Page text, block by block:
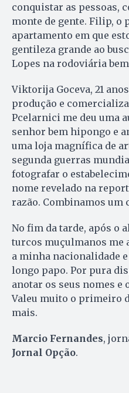
conquistar as pessoas,
monte de gente. Filip, o
apartamento em que
gentileza grande ao
Lopes na rodoviária
Viktorija Goceva, 21
produção e
Pcelarnici me deu uma
senhor bem hipongo e
uma loja magnífica de
segunda guerras
fotografar o
nome revelado na
razão. Combinamos um
No fim da tarde, após o
turcos muçulmanos me
a minha nacionalidade e
longo papo. Por pura
anotar os seus nomes e
Valeu muito o primeiro
mais.
Marcio Fernandes,
Jornal Opção.